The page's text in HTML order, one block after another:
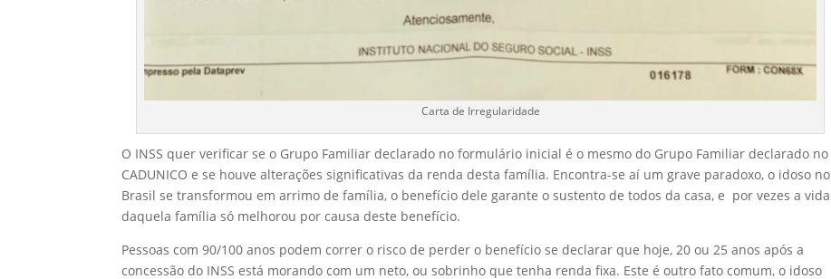
Carta de Irregularidade
O INSS quer verificar se o Grupo Familiar declarado no formulário inicial é o mesmo do Grupo Familiar declarado no
CADUNICO e se houve alterações significativas da renda desta família. Encontra-se aí um grave paradoxo, o idoso no
Brasil se transformou em arrimo de família, o benefício dele garante o sustento de todos da casa, e por vezes a vida
daquela família só melhorou por causa deste benefício.
Pessoas com 90/100 anos podem correr o risco de perder o benefício se declarar que hoje, 20 ou 25 anos após a
concessão do INSS está morando com um neto, ou sobrinho que tenha renda fixa. Este é outro fato comum, o idoso